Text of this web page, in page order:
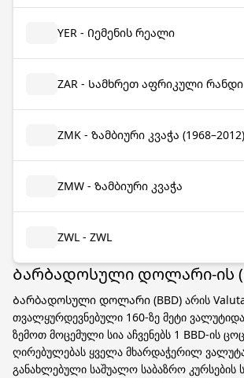
YER - Იემენის რეალი
ZAR - Სამხრეთ აფრიკული რანდი
ZMK - Ზამბიური კვაჭა (1968–2012)
ZMW - Ზამბიური კვაჭა
ZWL - ZWL
Ბარბადოსული დოლარი-ის
Ბარბადოსული დოლარი (BBD) არის Valuta
თვალყურდევნებული 160-ზე მეტი
ზემოთ მოცემული სია აჩვენებს 1 BBD-ის
ღირებულებას ყველა მხარდაჭერილ
განახლებული საშუალო საბაზრო კურსების